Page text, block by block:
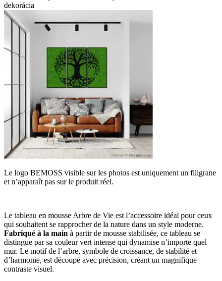
Le logo BEMOSS visible sur les photos est uniquement un filigrane
et n’apparaît pas sur le produit réel.
Le tableau en mousse Arbre de Vie est l’accessoire idéal pour ceux
qui souhaitent se rapprocher de la nature dans un style moderne.
Fabriqué à la main à partir de mousse stabilisée, ce tableau se
distingue par sa couleur vert intense qui dynamise n’importe quel
mur. Le motif de l’arbre, symbole de croissance, de stabilité et
d’harmonie, est découpé avec précision, créant un magnifique
contraste visuel.